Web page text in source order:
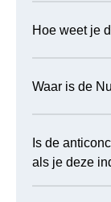
Hoe weet je
Waar is de
Is de
als je deze